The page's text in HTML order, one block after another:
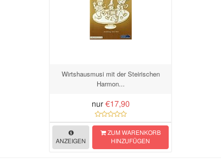
Wirtshausmusi mit der Steirischen
Harmon...
nur €17,90
ANZEIGEN
ZUM WARENKORB
HINZUFÜGEN